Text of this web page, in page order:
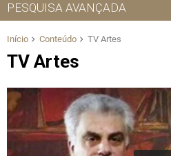
PESQUISA AVANÇADA
Início Conteúdo TV Artes
TV Artes